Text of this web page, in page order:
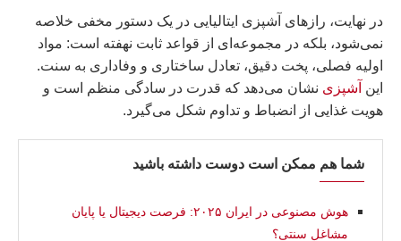
در نهایت، رازهای آشپزی ایتالیایی در یک دستور مخفی خلاصه
نمی‌شود، بلکه در مجموعه‌ای از قواعد ثابت نهفته است: مواد
اولیه فصلی، پخت دقیق، تعادل ساختاری و وفاداری به سنت.
این آشپزی نشان می‌دهد که قدرت در سادگی منظم است و
هویت غذایی از انضباط و تداوم شکل می‌گیرد.
شما هم ممکن است دوست داشته باشید
هوش مصنوعی در ایران ۲۰۲۵: فرصت دیجیتال یا پایان
مشاغل سنتی؟